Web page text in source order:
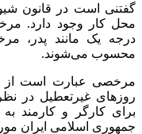
گفتنی است در قانون
محل کار وجود دارد.
درجه یک مانند پدر،
محسوب می‌شوند.
مرخصی عبارت است از
روز‌های غیرتعطیل در
برای کارگر و کارمند
جمهوری اسلامی ایران